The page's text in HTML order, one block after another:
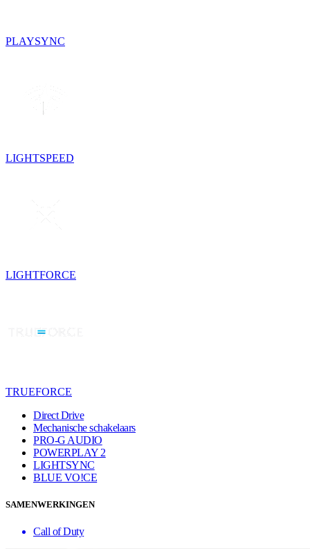
PLAYSYNC
LIGHTSPEED
LIGHTFORCE
TRUEFORCE
Direct Drive
Mechanische schakelaars
PRO-G AUDIO
POWERPLAY 2
LIGHTSYNC
BLUE VO!CE
SAMENWERKINGEN
Call of Duty